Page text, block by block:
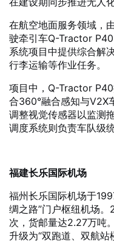
在航空地面服务领域，
驶牵引车Q-Tractor
系统项目中提供综合解
行李运输等作业任务。
项目中，Q-Tractor
合360°融合感知与V2X
调整视觉传感器以监测
调度系统则负责车队级
福建长乐国际机场
福州长乐国际机场于
绸之路”门户枢纽机场
次，货邮量达2.27万吨
升级为“双跑道、双航站